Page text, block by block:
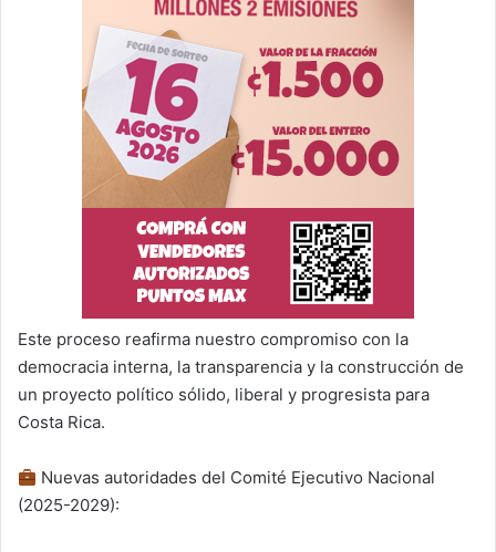
Este proceso reafirma nuestro compromiso con la
democracia interna, la transparencia y la construcción de
un proyecto político sólido, liberal y progresista para
Costa Rica.
Nuevas autoridades del Comité Ejecutivo Nacional
(2025-2029):